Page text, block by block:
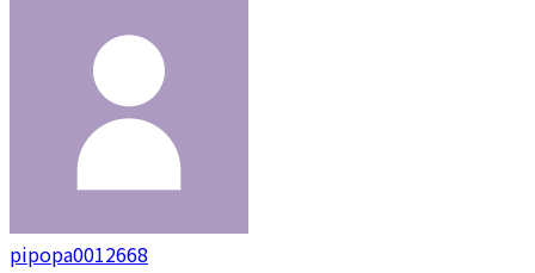
pipopa0012668